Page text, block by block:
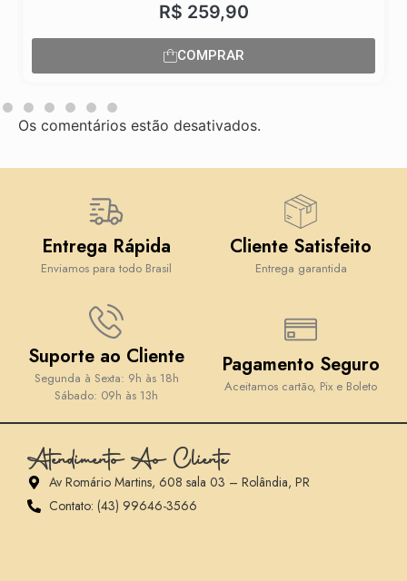
R$ 259,90
COMPRAR
Os comentários estão desativados.
Entrega Rápida
Enviamos para todo Brasil
Cliente Satisfeito
Entrega garantida
Suporte ao Cliente
Segunda à Sexta: 9h às 18h
Sábado: 09h às 13h
Pagamento Seguro
Aceitamos cartão, Pix e Boleto
Atendimento Ao Cliente
Av Romário Martins, 608 sala 03 – Rolândia, PR
Contato: (43) 99646-3566